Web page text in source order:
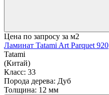
Цена по запросу за м2
Ламинат Tatami Art Parquet 920
Tatami
(Китай)
Класс: 33
Порода дерева: Дуб
Толщина: 12 мм